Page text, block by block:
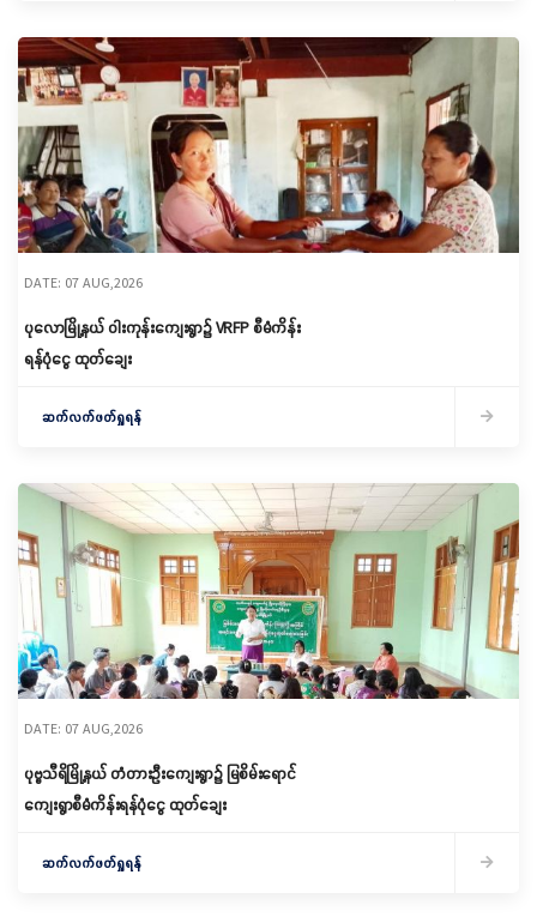
DATE: 07 AUG,2026
ပုလောမြို့နယ် ဝါးကုန်းကျေးရွာ၌ ‌VRFP စီမံကိန်း
ရန်ပုံငွေ ထုတ်ချေး
ဆက်လက်ဖတ်ရှုရန်
DATE: 07 AUG,2026
ပုဗ္ဗသီရိမြို့နယ် တံတားဦးကျေးရွာ၌ မြစိမ်းရောင်
ကျေးရွာစီမံကိန်းရန်ပုံငွေ ထုတ်ချေး
ဆက်လက်ဖတ်ရှုရန်